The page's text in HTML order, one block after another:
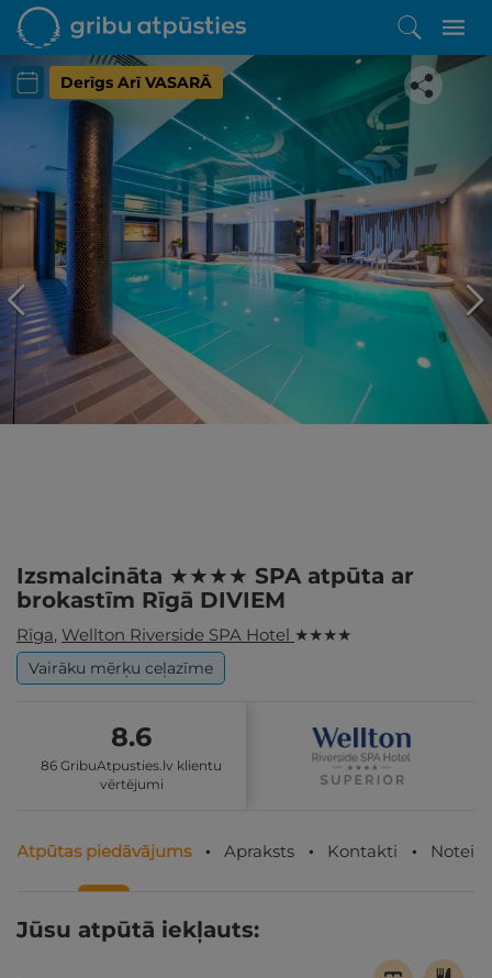
Derīgs Arī VASARĀ
Iepatikās šis piedāvājums?
Līdz brīnišķīgai atpūtai atlikuši tikai daži soļi
PĒRKU
Izsmalcināta ★★★★ SPA atpūta ar
brokastīm Rīgā DIVIEM
Rīga, Wellton Riverside SPA Hotel ★ ★ ★ ★
Vairāku mērķu ceļazīme
8.6
86 GribuAtpusties.lv klientu
vērtējumi
Atpūtas piedāvājums Apraksts Kontakti
Jūsu atpūtā iekļauts: